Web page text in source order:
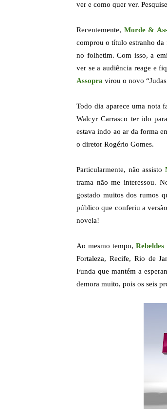
ver e como quer ver.
Recentemente, Morde &
comprou o título estranho da
no folhetim. Com isso, a
ver se a audiência reage e
Assopra virou o novo
Todo dia aparece uma nota
Walcyr Carrasco ter ido
estava indo ao ar da forma
o diretor Rogério Gomes.
Particularmente, não assisto
trama não me interessou.
gostado muitos dos rumos
público que conferiu a
novela!
Ao mesmo tempo,Rebeldes
Fortaleza, Recife, Rio de
Funda que mantém a
demora muito, pois os seis